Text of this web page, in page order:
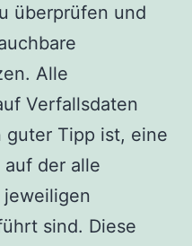
überprüfen und
Alle
Verfallsdaten
Tipp ist, eine
der alle
sind. Diese